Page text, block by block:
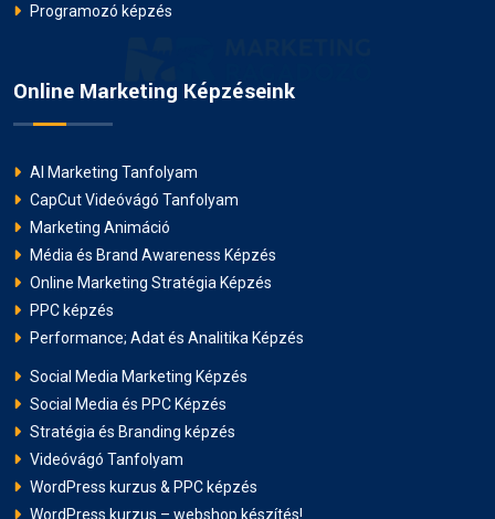
Programozó képzés
Online Marketing Képzéseink
AI Marketing Tanfolyam
CapCut Videóvágó Tanfolyam
Marketing Animáció
Média és Brand Awareness Képzés
Online Marketing Stratégia Képzés
PPC képzés
Performance; Adat és Analitika Képzés
Social Media Marketing Képzés
Social Media és PPC Képzés
Stratégia és Branding képzés
Videóvágó Tanfolyam
WordPress kurzus & PPC képzés
WordPress kurzus – webshop készítés!